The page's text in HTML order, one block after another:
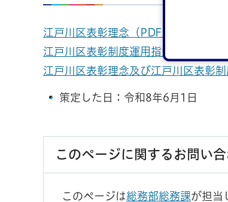
江戸川区表彰理念（PDF：321KB）
江戸川区表彰制度運用指針（PDF：
江戸川区表彰理念及び江戸川区表彰制
策定した日：令和8年6月1日
このページに関するお問い
このページは総務部総務課が担当